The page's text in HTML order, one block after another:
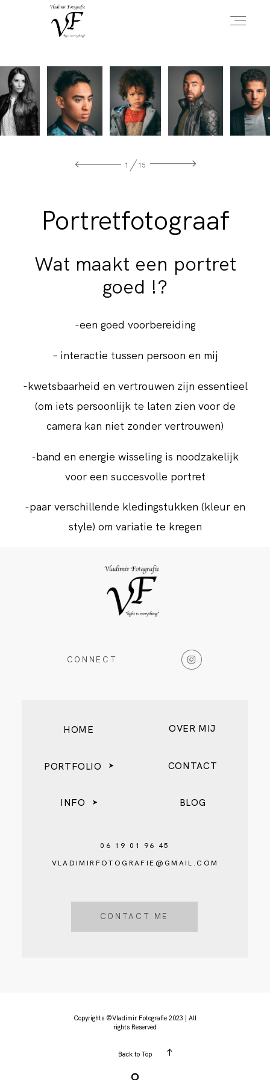
1 15
Portretfotograaf
Wat maakt een portret
goed !?
-een goed voorbereiding
– interactie tussen persoon en mij
-kwetsbaarheid en vertrouwen zijn essentieel
(om iets persoonlijk te laten zien voor de
camera kan niet zonder vertrouwen)
-band en energie wisseling is noodzakelijk
voor een succesvolle portret
-paar verschillende kledingstukken (kleur en
style) om variatie te kregen
06 19 01 96 45
HOME
PORTFOLIO
INFO
OVER MIJ
CONTACT
BLOG
VLADIMIRFOTOGRAFIE@GMAIL.COM
CONNECT
CONTACT ME
Copyrights ©Vladimir Fotografie 2023 | All
rights Reserved
Back to Top
HOME
PORTFOLIO
INFO
OVER MIJ
CONTACT